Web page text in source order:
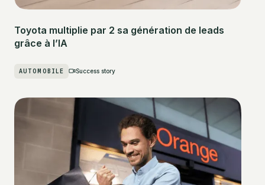
Toyota multiplie par 2 sa génération de leads
grâce à l’IA
AUTOMOBILE Success story